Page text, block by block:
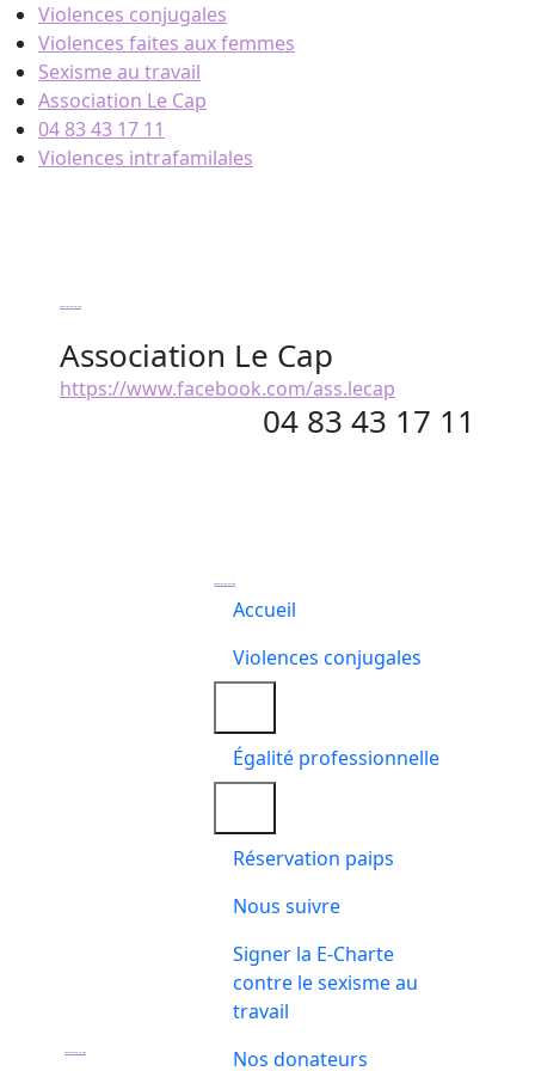
Skip
to
content
Violences conjugales
Violences faites aux femmes
Sexisme au travail
Association Le Cap
04 83 43 17 11
Violences intrafamilales
Association Le Cap
https://www.facebook.com/ass.lecap
Association Le Cap
04 83 43 17 11
Association Le Cap
Association Le Cap
Accueil
Violences conjugales
Égalité professionnelle
Réservation paips
Nous suivre
Signer la E-Charte
contre le sexisme au
travail
Nos donateurs